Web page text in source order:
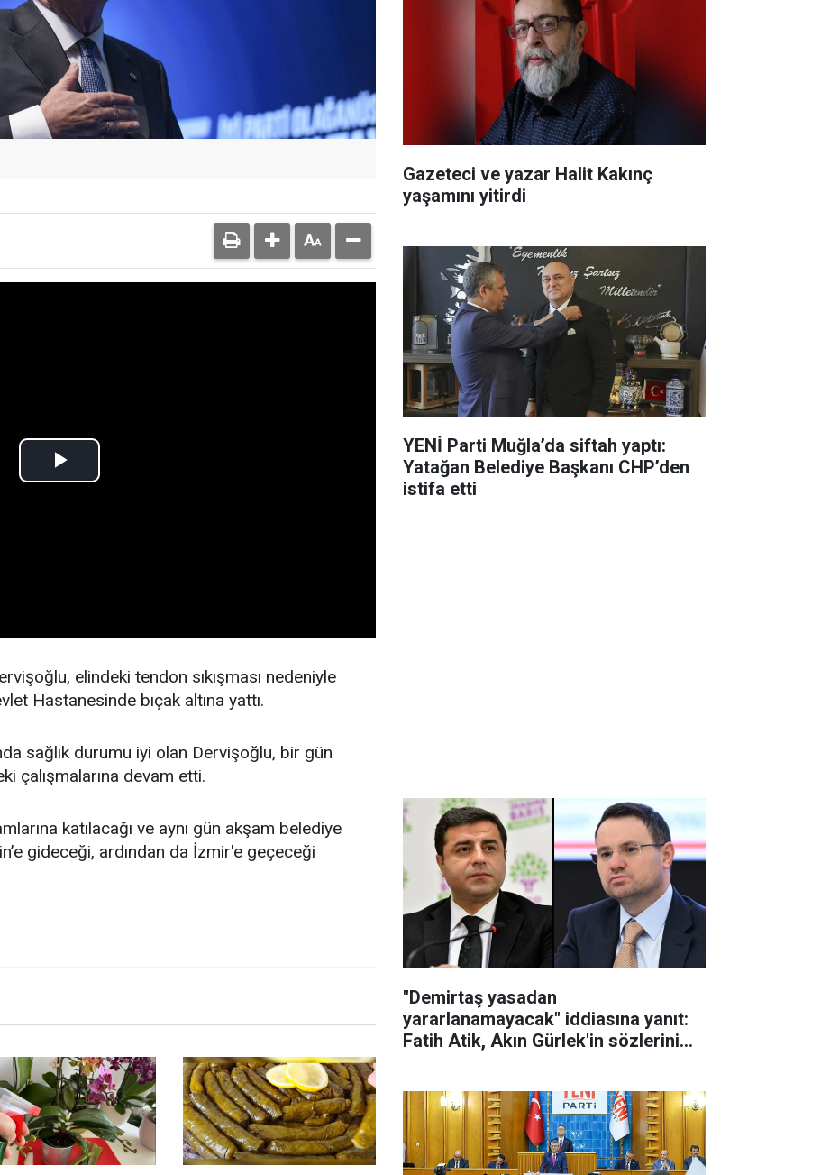
elindeki tendon sıkışması nedeniyle
Hastanesinde bıçak altına yattı.
sağlık durumu iyi olan Dervişoğlu, bir gün
çalışmalarına devam etti.
katılacağı ve aynı gün akşam belediye
gideceği, ardından da İzmir'e geçeceği
Gazeteci ve yazar Halit Kakınç
yaşamını yitirdi
YENİ Parti Muğla’da siftah yaptı:
Yatağan Belediye Başkanı CHP’den
istifa etti
"Demirtaş yasadan
yararlanamayacak" iddiasına yanıt:
Fatih Atik, Akın Gürlek'in sözlerini